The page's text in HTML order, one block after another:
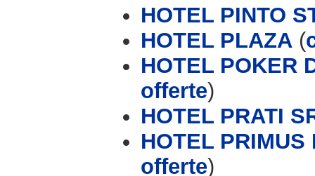
HOTEL PINTO
HOTEL PLAZA (
HOTEL POKER
offerte)
HOTEL PRATI
HOTEL
offerte)